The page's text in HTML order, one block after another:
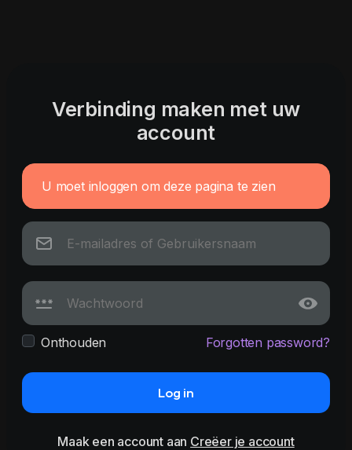
Verbinding maken met uw
account
U moet inloggen om deze pagina te zien
Onthouden Forgotten password?
Log in
Maak een account aan Creëer je account